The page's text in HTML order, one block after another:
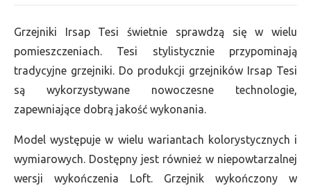
Grzejniki Irsap Tesi świetnie sprawdzą się w wielu
pomieszczeniach. Tesi stylistycznie przypominają
tradycyjne grzejniki. Do produkcji grzejników Irsap Tesi
są wykorzystywane nowoczesne technologie,
zapewniające dobrą jakość wykonania.
Model występuje w wielu wariantach kolorystycznych i
wymiarowych. Dostępny jest również w niepowtarzalnej
wersji wykończenia Loft. Grzejnik wykończony w